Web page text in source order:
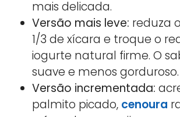
mais delicada.
Versão mais leve: reduza
1/3 de xícara e troque o
iogurte natural firme. O
suave e menos gorduroso.
Versão incrementada:
palmito picado, cenoura